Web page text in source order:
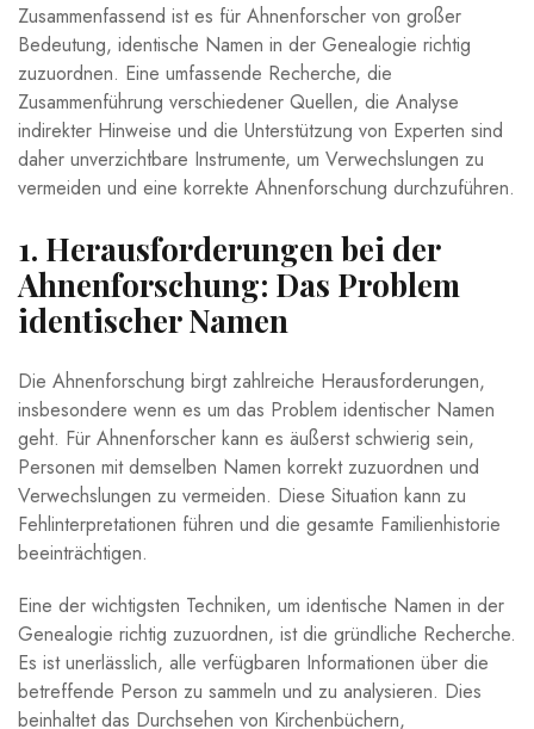
Zusammenfassend ist es für Ahnenforscher von großer
Bedeutung, identische Namen in der Genealogie richtig
zuzuordnen. Eine umfassende Recherche, die
Zusammenführung verschiedener Quellen, die Analyse
indirekter Hinweise und die Unterstützung von Experten sind
daher unverzichtbare Instrumente, um Verwechslungen zu
vermeiden und eine korrekte Ahnenforschung durchzuführen.
1. Herausforderungen bei der
Ahnenforschung: Das Problem
identischer Namen
Die Ahnenforschung birgt zahlreiche Herausforderungen,
insbesondere wenn es um das Problem identischer Namen
geht. Für Ahnenforscher kann es äußerst schwierig sein,
Personen mit demselben Namen korrekt zuzuordnen und
Verwechslungen zu vermeiden. Diese Situation kann zu
Fehlinterpretationen führen und die gesamte Familienhistorie
beeinträchtigen.
Eine der wichtigsten Techniken, um identische Namen in der
Genealogie richtig zuzuordnen, ist die gründliche Recherche.
Es ist unerlässlich, alle verfügbaren Informationen über die
betreffende Person zu sammeln und zu analysieren. Dies
beinhaltet das Durchsehen von Kirchenbüchern,